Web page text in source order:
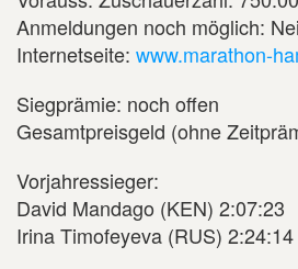
Anmeldungen noch möglich:
Internetseite: www.marathon-
Siegprämie: noch offen
Gesamtpreisgeld (ohne
Vorjahressieger:
David Mandago (KEN) 2:07:23
Irina Timofeyeva (RUS) 2:24:14